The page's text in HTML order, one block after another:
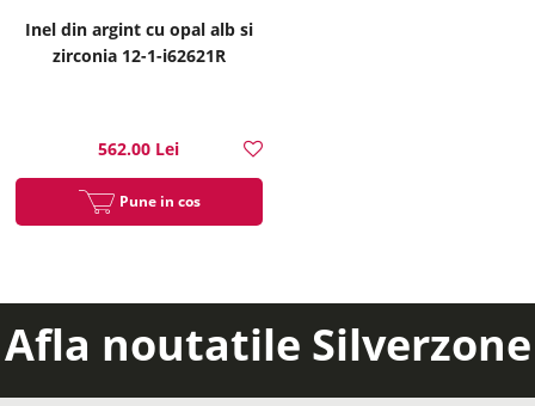
Inel din argint cu opal alb si
zirconia 12-1-i62621R
562.00 Lei
Pune in cos
Afla noutatile Silverzone